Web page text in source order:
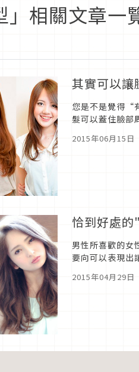
」相關文章一
其實可以讓
您是不是覺得“
髮可以蓋住臉部
2015年06月15日
恰到好處
男性所喜歡的女
要向可以表現
2015年04月29日